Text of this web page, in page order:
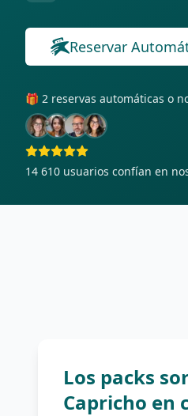
Reservar
🎁 2 reservas automáticas o
14 610 usuarios confían en
Los packs
Capricho en